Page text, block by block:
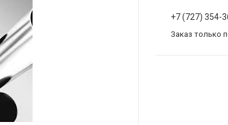
+7 (727) 354-
Заказ только